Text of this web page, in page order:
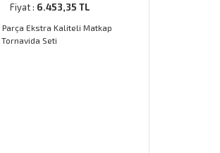
Fiyat : 6.453,35 TL